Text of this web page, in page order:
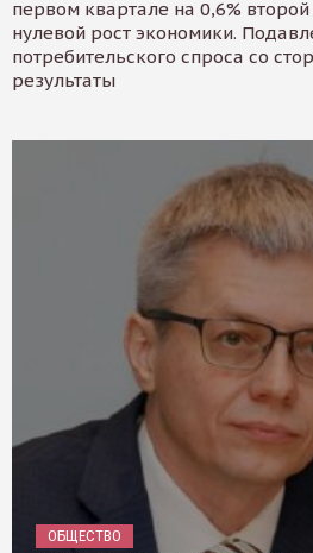
первом квартале на 0,6%
нулевой рост экономики.
потребительского спроса со
результаты
ОБЩЕСТВО